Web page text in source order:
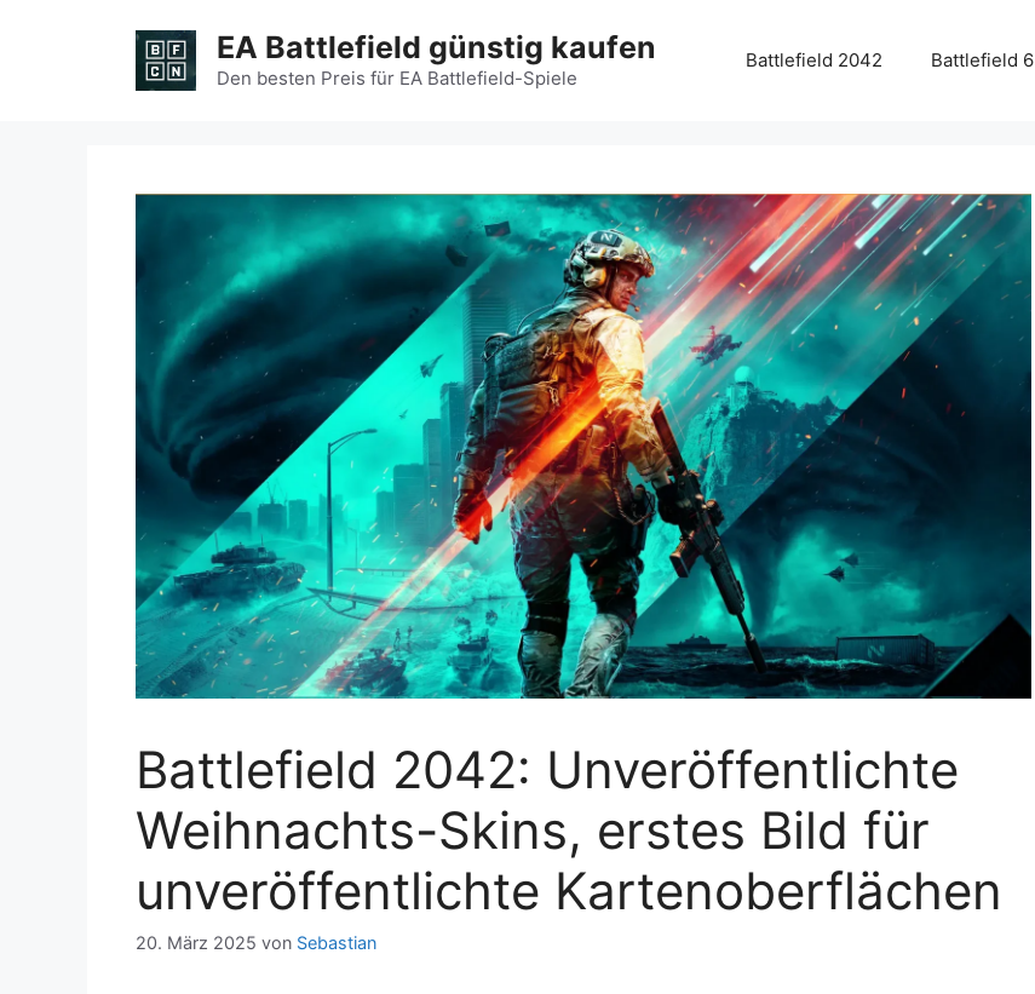
EA Battlefield günstig kaufen
Den besten Preis für EA Battlefield-Spiele
Battlefield 2042 Battlefield 6
Battlefield 2042: Unveröffentlichte
Weihnachts-Skins, erstes Bild für
unveröffentlichte Kartenoberflächen
20. März 2025 von Sebastian